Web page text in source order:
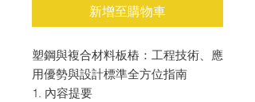
新增至購物車
塑鋼與複合材料板樁：工程技術、應
用優勢與設計標準全方位指南
1. 內容提要